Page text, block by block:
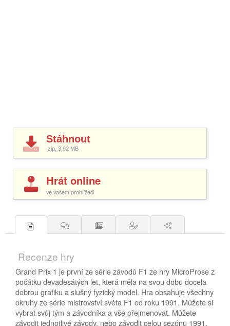
Stáhnout
.zip, 3,92 MB
Hrát online
ve vašem prohlížeči
Recenze hry
Grand Prix 1 je první ze série závodů F1 ze hry MicroProse z
počátku devadesátých let, která měla na svou dobu docela
dobrou grafiku a slušný fyzický model. Hra obsahuje všechny
okruhy ze série mistrovství světa F1 od roku 1991. Můžete si
vybrat svůj tým a závodníka a vše přejmenovat. Můžete
závodit jednotlivé závody, nebo závodit celou sezónu 1991.